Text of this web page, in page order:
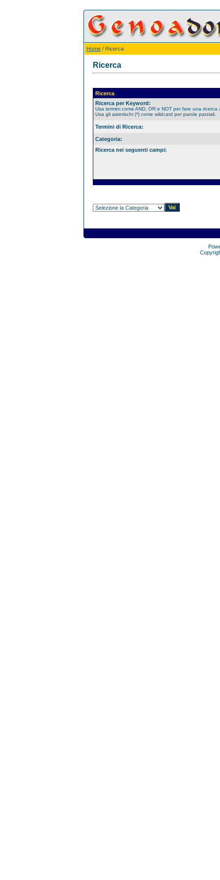
Home / Ricerca
Ricerca
Ricerca
Ricerca per Keyword:
Usa termini come AND, OR e NOT per fare una ricerca
Usa gli asterischi (*) come wildcard per parole parziali.
Termini di Ricerca:
Categoria:
Ricerca nei seguenti campi: